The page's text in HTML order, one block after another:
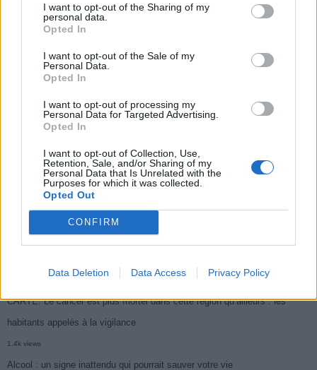
I want to opt-out of the Sharing of my
personal data.
Opted In
I want to opt-out of the Sale of my
Personal Data.
Opted In
I want to opt-out of processing my
Personal Data for Targeted Advertising.
Opted In
I want to opt-out of Collection, Use,
Retention, Sale, and/or Sharing of my
Personal Data that Is Unrelated with the
Purposes for which it was collected.
Opted Out
CONFIRM
Data Deletion Data Access Privacy Policy
Populaires
Ce cancer mortel explose chez les personnes nées après 1980 : le
symptôme à repérer
Je suis cardiologue et voici le seul chocolat que je valide : c’est le
meilleur pour le cœur
1.7k views
CARTE. Le cancer est plus mortel dans cette région qu’ailleurs : les
habitants appelés à la vigilance
1.4k views
Alcool : un signe inattendu qui pourrait sauver votre vie